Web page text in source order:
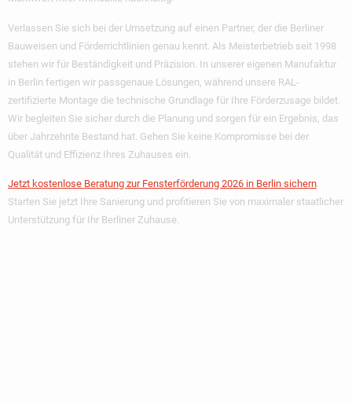
Verlassen Sie sich bei der Umsetzung auf einen Partner, der die Berliner
Bauweisen und Förderrichtlinien genau kennt. Als Meisterbetrieb seit 1998
stehen wir für Beständigkeit und Präzision. In unserer eigenen Manufaktur
in Berlin fertigen wir passgenaue Lösungen, während unsere RAL-
zertifizierte Montage die technische Grundlage für Ihre Förderzusage bildet.
Wir begleiten Sie sicher durch die Planung und sorgen für ein Ergebnis, das
über Jahrzehnte Bestand hat. Gehen Sie keine Kompromisse bei der
Qualität und Effizienz Ihres Zuhauses ein.
Jetzt kostenlose Beratung zur Fensterförderung 2026 in Berlin sichern.
Starten Sie jetzt Ihre Sanierung und profitieren Sie von maximaler staatlicher
Unterstützung für Ihr Berliner Zuhause.